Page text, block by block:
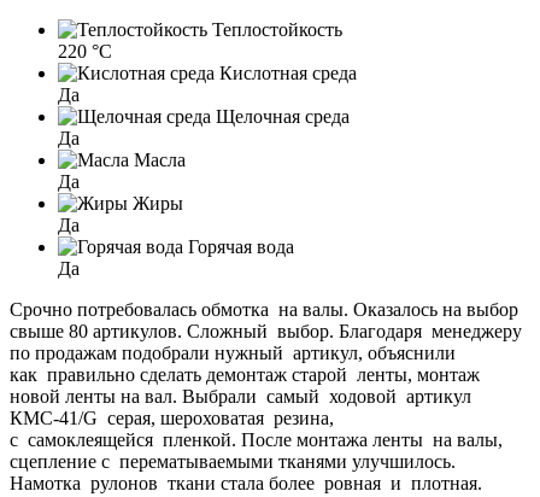
Теплостойкость
220 °C
Кислотная среда
Да
Щелочная среда
Да
Масла
Да
Жиры
Да
Горячая вода
Да
Срочно потребовалась обмотка на валы. Оказалось на выбор
свыше 80 артикулов. Сложный выбор. Благодаря менеджеру
по продажам подобрали нужный артикул, объяснили
как правильно сделать демонтаж старой ленты, монтаж
новой ленты на вал. Выбрали самый ходовой артикул
КМС-41/G серая, шероховатая резина,
с самоклеящейся пленкой. После монтажа ленты на валы,
сцепление с перематываемыми тканями улучшилось.
Намотка рулонов ткани стала более ровная и плотная.